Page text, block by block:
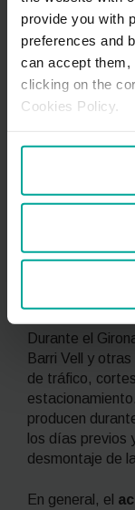
provide you with
preferences and
can accept
clicking on the
Cookies Policy.
Tre
n
cortadas
Flors
Durante el
Barri Vell y
de tráfico,
producen
los días previos
desmontaje de
En general, el